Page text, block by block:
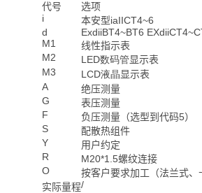
代号
选项
i
本安型iaIICT4~6
d
ExdiiBT4~BT6
M1
线性指示表
M2
LED数码管显示表
M3
LCD液晶显示表
A
绝压测量
G
表压测量
F
负压测量（选型到代码5）
S
配散热组件
Y
用户约定
R
M20*1.5螺纹连接
O
按客户要求加工（法兰式、
实际量程/